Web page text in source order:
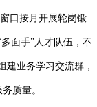
口按月开展轮岗锻
面手”人才队伍，不
建业务学习交流群，
质量。